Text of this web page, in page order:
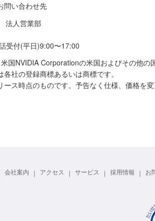
問い合わせ先
法人営業部
付(平日)9:00〜17:00
国NVIDIA Corporationの米国およびその他の
社の登録商標あるいは商標です。
ス時点のものです。予告なく仕様、価格を
会社案内 アクセス サービス 採用情報 お